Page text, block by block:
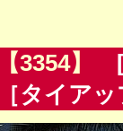
【3354】
[
［タイア